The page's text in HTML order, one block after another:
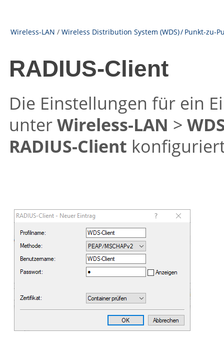
Wireless-LAN / Wireless Distribution System (WDS) / Punkt-zu-
RADIUS-Client
Die Einstellungen für ein
unterWireless-LAN >
RADIUS-Client